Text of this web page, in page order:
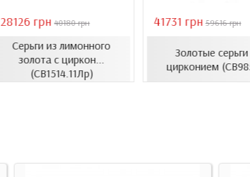
28126 грн 40180 грн
Серьги из лимонного
золота с циркон...
(СВ1514.11Лр)
41731 грн 59616 грн
Золотые серьги
цирконием